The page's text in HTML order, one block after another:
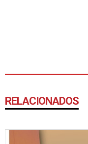
RELACIONADOS